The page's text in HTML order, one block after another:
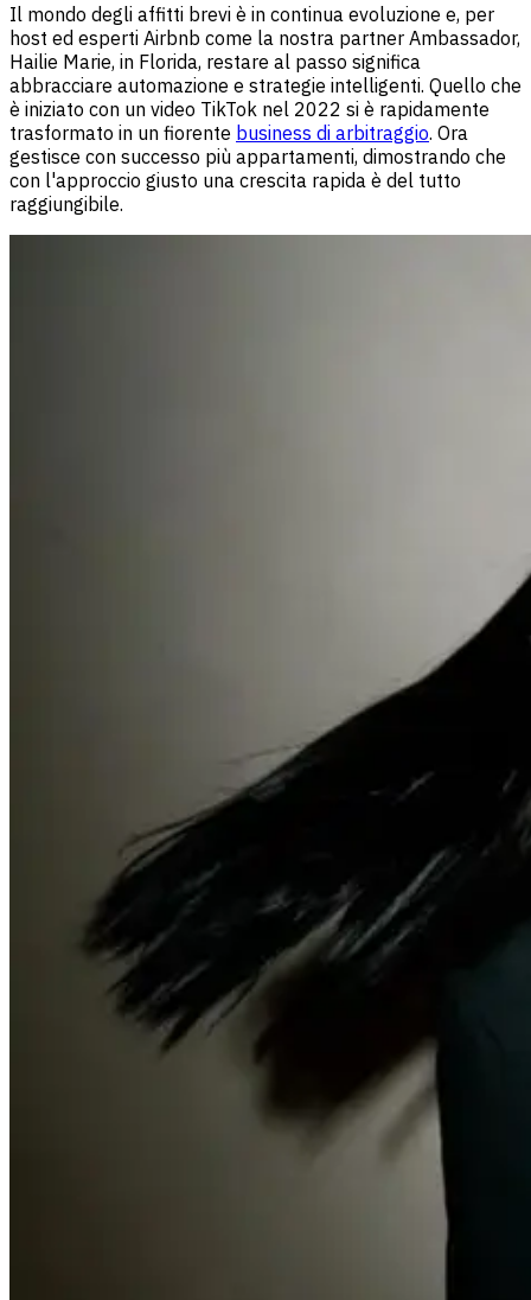
Il mondo degli affitti brevi è in continua evoluzione e, per
host ed esperti Airbnb come la nostra partner Ambassador,
Hailie Marie, in Florida, restare al passo significa
abbracciare automazione e strategie intelligenti. Quello che
è iniziato con un video TikTok nel 2022 si è rapidamente
trasformato in un fiorente business di arbitraggio. Ora
gestisce con successo più appartamenti, dimostrando che
con l'approccio giusto una crescita rapida è del tutto
raggiungibile.